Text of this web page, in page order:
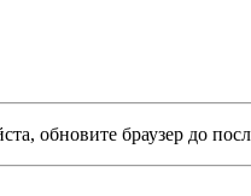
обновите браузер до